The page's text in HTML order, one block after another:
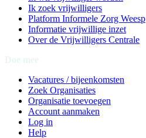
Ik zoek vrijwilligers
Platform Informele Zorg Weesp
Informatie vrijwillige inzet
Over de Vrijwilligers Centrale
Vacatures / bijeenkomsten
Zoek Organisaties
Organisatie toevoegen
Account aanmaken
Log in
Help